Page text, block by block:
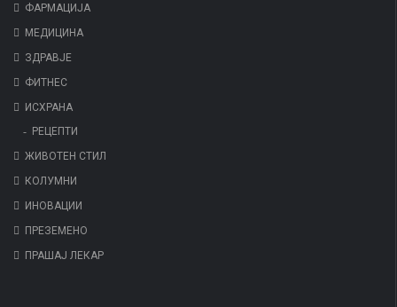
ФАРМАЦИЈА
МЕДИЦИНА
ЗДРАВЈЕ
ФИТНЕС
ИСХРАНА
РЕЦЕПТИ
ЖИВОТЕН СТИЛ
КОЛУМНИ
ИНОВАЦИИ
ПРЕЗЕМЕНО
ПРАШАЈ ЛЕКАР